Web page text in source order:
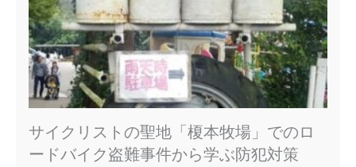
サイクリストの聖地「榎本牧場」でのロ
ードバイク盗難事件から学ぶ防犯対策